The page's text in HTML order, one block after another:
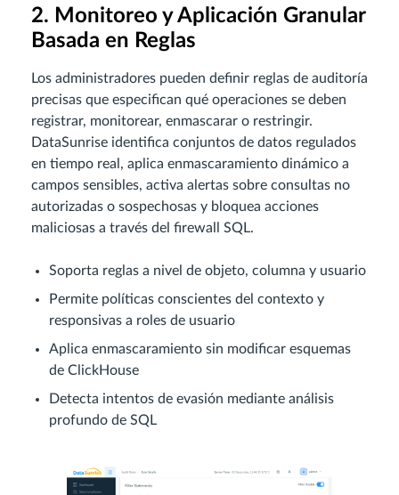
2. Monitoreo y Aplicación Granular
Basada en Reglas
Los administradores pueden definir reglas de auditoría
precisas que especifican qué operaciones se deben
registrar, monitorear, enmascarar o restringir.
DataSunrise identifica conjuntos de datos regulados
en tiempo real, aplica enmascaramiento dinámico a
campos sensibles, activa alertas sobre consultas no
autorizadas o sospechosas y bloquea acciones
maliciosas a través del firewall SQL.
Soporta reglas a nivel de objeto, columna y usuario
Permite políticas conscientes del contexto y
responsivas a roles de usuario
Aplica enmascaramiento sin modificar esquemas
de ClickHouse
Detecta intentos de evasión mediante análisis
profundo de SQL